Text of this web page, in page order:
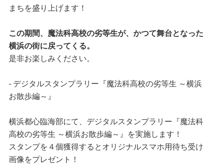
まちを盛り上げます！
この期間、魔法科高校の劣等生が、かつて舞台となった
横浜の街に戻ってくる。
是非お楽しみください。
- デジタルスタンプラリー『魔法科高校の劣等生 ～横浜
お散歩編～』
横浜都心臨海部にて、デジタルスタンプラリー『魔法科
高校の劣等生 ～横浜お散歩編～』を実施します！
スタンプを４個獲得するとオリジナルスマホ用待ち受け
画像をプレゼント！